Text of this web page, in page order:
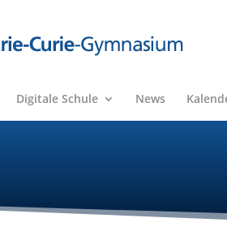
Digitale Schule News